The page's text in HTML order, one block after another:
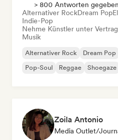
> 800 Antworten gegeben
Alternativer RockDream Pop
Indie-Pop
Nehme Künstler unter
Musik
Alternativer Rock Dream Pop
Pop-Soul
Reggae Shoegaze
Zoila Antonio
Media Outlet/